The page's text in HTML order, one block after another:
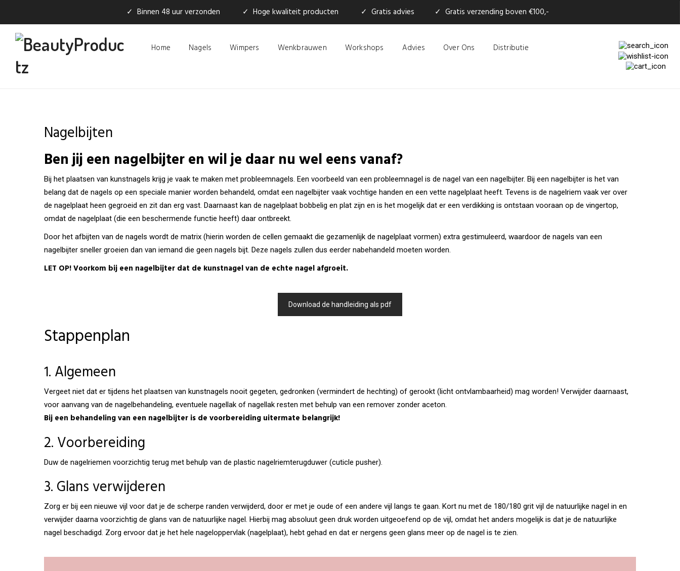
✓ Binnen 48 uur verzonden ✓ Hoge kwaliteit producten ✓ Gratis advies ✓ Gratis verzending boven €100,-
Home Nagels Wimpers Wenkbrauwen Workshops Advies Over Ons Distributie
Nagelbijten
Ben jij een nagelbijter en wil je daar nu wel eens vanaf?
Bij het plaatsen van kunstnagels krijg je vaak te maken met probleemnagels. Een voorbeeld van een probleemnagel is de nagel van een nagelbijter. Bij een nagelbijter is het van
belang dat de nagels op een speciale manier worden behandeld, omdat een nagelbijter vaak vochtige handen en een vette nagelplaat heeft. Tevens is de nagelriem vaak ver over
de nagelplaat heen gegroeid en zit dan erg vast. Daarnaast kan de nagelplaat bobbelig en plat zijn en is het mogelijk dat er een verdikking is ontstaan vooraan op de vingertop,
omdat de nagelplaat (die een beschermende functie heeft) daar ontbreekt.
Door het afbijten van de nagels wordt de matrix (hierin worden de cellen gemaakt die gezamenlijk de nagelplaat vormen) extra gestimuleerd, waardoor de nagels van een
nagelbijter sneller groeien dan van iemand die geen nagels bijt. Deze nagels zullen dus eerder nabehandeld moeten worden.
LET OP! Voorkom bij een nagelbijter dat de kunstnagel van de echte nagel afgroeit.
Download de handleiding als pdf
Stappenplan
1. Algemeen
Vergeet niet dat er tijdens het plaatsen van kunstnagels nooit gegeten, gedronken (vermindert de hechting) of gerookt (licht ontvlambaarheid) mag worden! Verwijder daarnaast,
voor aanvang van de nagelbehandeling, eventuele nagellak of nagellak resten met behulp van een remover zonder aceton.
Bij een behandeling van een nagelbijter is de voorbereiding uitermate belangrijk!
2. Voorbereiding
Duw de nagelriemen voorzichtig terug met behulp van de plastic nagelriemterugduwer (cuticle pusher).
3. Glans verwijderen
Zorg er bij een nieuwe vijl voor dat je de scherpe randen verwijderd, door er met je oude of een andere vijl langs te gaan. Kort nu met de 180/180 grit vijl de natuurlijke nagel in en
verwijder daarna voorzichtig de glans van de natuurlijke nagel. Hierbij mag absoluut geen druk worden uitgeoefend op de vijl, omdat het anders mogelijk is dat je de natuurlijke
nagel beschadigd. Zorg ervoor dat je het hele nageloppervlak (nagelplaat), hebt gehad en dat er nergens geen glans meer op de nagel is te zien.